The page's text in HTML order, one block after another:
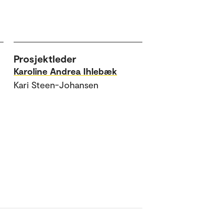
Prosjektleder
Karoline Andrea Ihlebæk
Kari Steen-Johansen